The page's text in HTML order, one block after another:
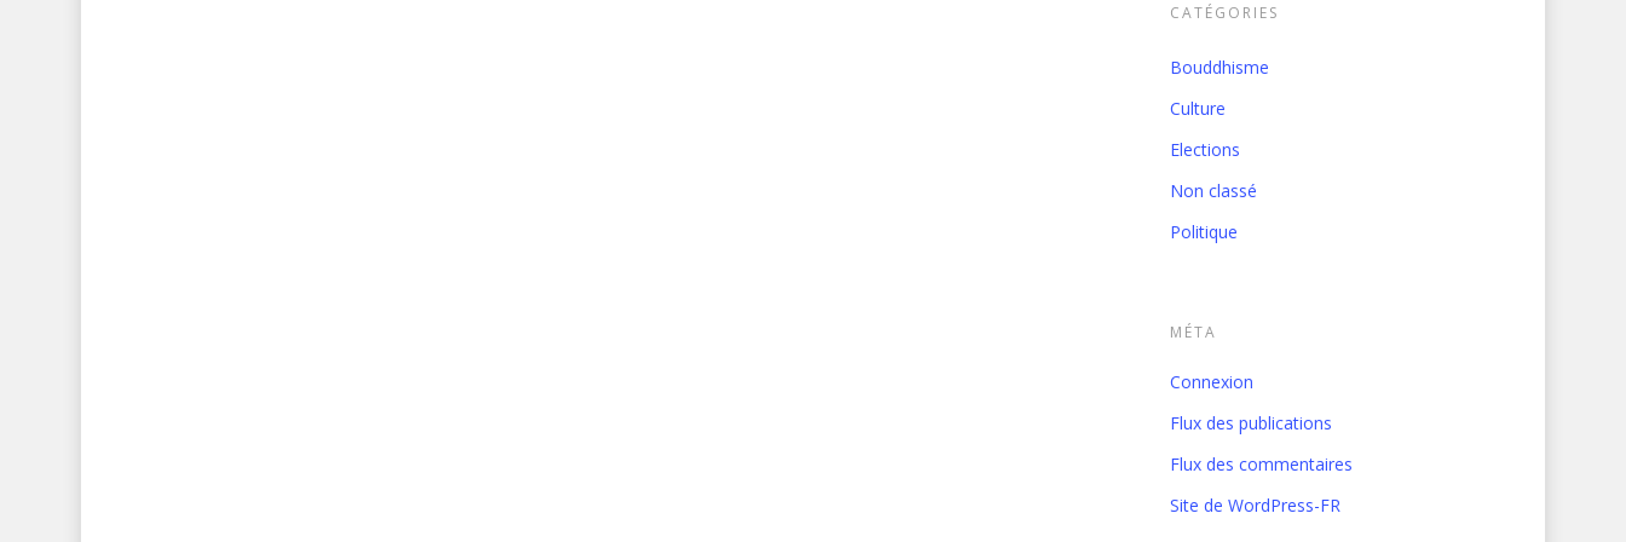
CATÉGORIES
Bouddhisme
Culture
Elections
Non classé
Politique
MÉTA
Connexion
Flux des publications
Flux des commentaires
Site de WordPress-FR